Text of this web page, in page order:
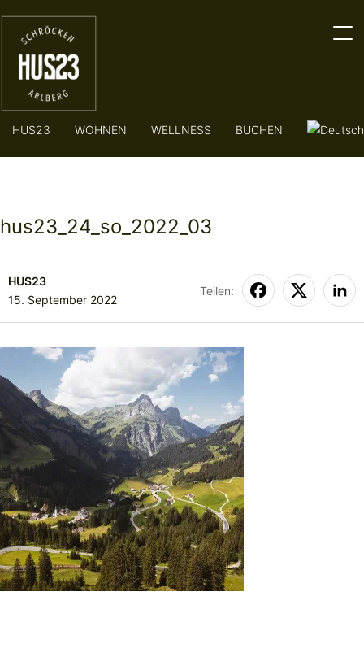
HUS23 WOHNEN WELLNESS BUCHEN
hus23_24_so_2022_03
HUS23
15. September 2022
Teilen: